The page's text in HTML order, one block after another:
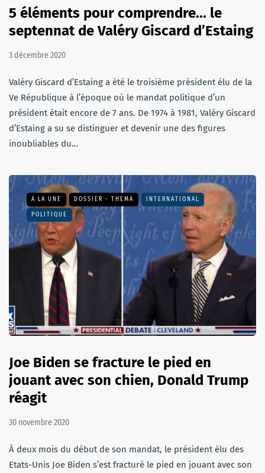
5 éléments pour comprendre... le
septennat de Valéry Giscard d’Estaing
3 décembre 2020
Valéry Giscard d’Estaing a été le troisième président élu de la
Ve République à l’époque où le mandat politique d’un
président était encore de 7 ans. De 1974 à 1981, Valéry Giscard
d’Estaing a su se distinguer et devenir une des figures
inoubliables du…
A LA UNE DOSSIER - THEMA INTERNATIONAL
POLITIQUE
Joe Biden se fracture le pied en
jouant avec son chien, Donald Trump
réagit
30 novembre 2020
À deux mois du début de son mandat, le président élu des
Etats-Unis Joe Biden s’est fracturé le pied en jouant avec son